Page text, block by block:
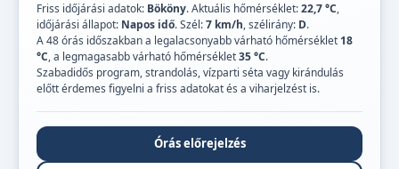
Friss időjárási adatok: Bököny. Aktuális hőmérséklet:22,7 °C,
időjárási állapot: Napos idő. Szél:7 km/h, szélirány: D.
A 48 órás időszakban a legalacsonyabb várható hőmérséklet 18
°C, a legmagasabb várható hőmérséklet35 °C.
Szabadidős program, strandolás, vízparti séta vagy kirándulás
előtt érdemes figyelni a friss adatokat és a viharjelzést is.
Órás előrejelzés